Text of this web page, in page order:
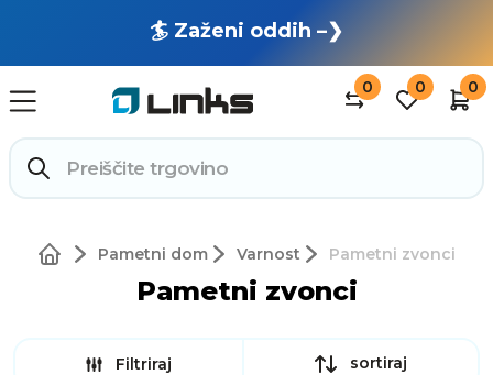
🏄 Zaženi oddih –❯
0 0 0
Pametni dom Varnost Pametni zvonci
Pametni zvonci
Filtriraj sortiraj